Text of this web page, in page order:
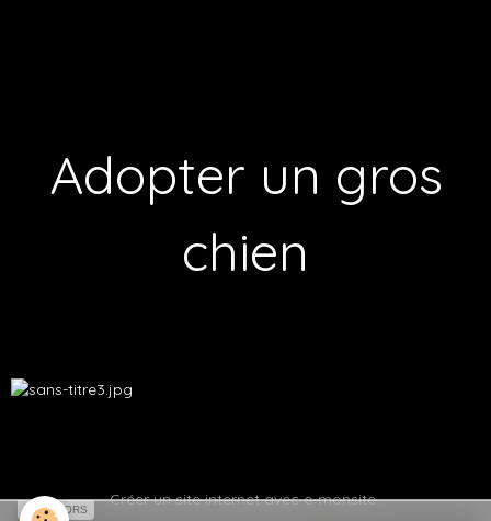
Adopter un gros
chien
Créer un site internet avec e-monsite
SPONSORS